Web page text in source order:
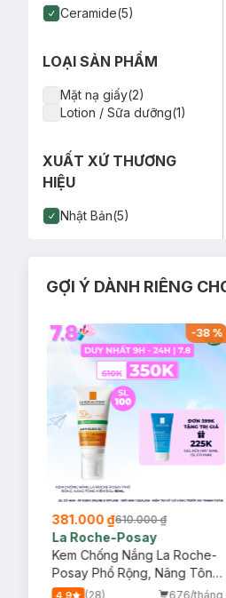
Ceramide(5)
LOẠI SẢN PHẨM
Mặt nạ giấy(2)
Lotion / Sữa dưỡng(1)
XUẤT XỨ THƯƠNG
HIỆU
Nhật Bản(5)
GỢI Ý DÀNH RIÊNG
-38%
381.000 ₫610.000 ₫
La Roche-Posay
Kem Chống Nắng La Roche-
Posay Phổ Rộng, Nâng Tông
Kiềm Dầu 50ml
4.9 (28)
676/tháng